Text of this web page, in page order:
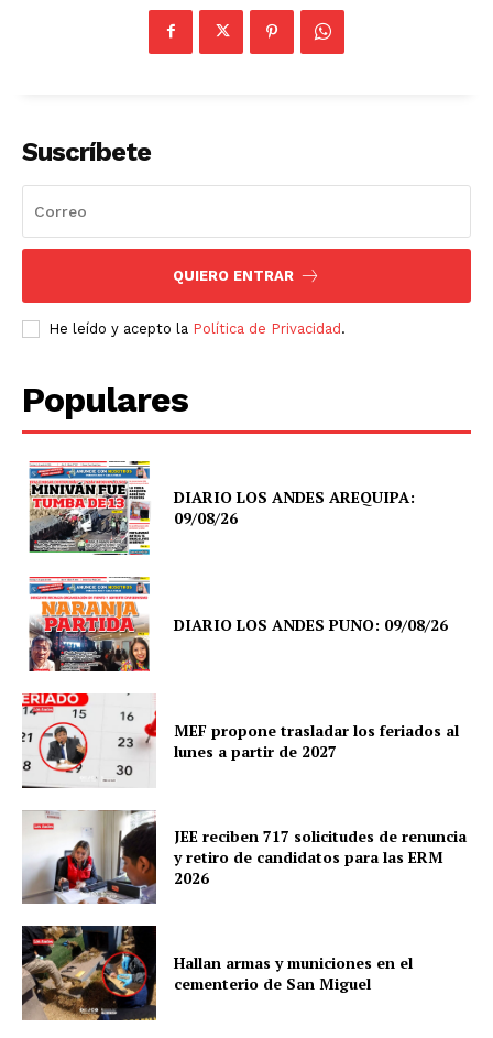
Suscríbete
QUIERO ENTRAR
He leído y acepto la Política de Privacidad.
Populares
DIARIO LOS ANDES AREQUIPA:
09/08/26
DIARIO LOS ANDES PUNO: 09/08/26
MEF propone trasladar los feriados al
lunes a partir de 2027
JEE reciben 717 solicitudes de renuncia
y retiro de candidatos para las ERM
2026
Hallan armas y municiones en el
cementerio de San Miguel